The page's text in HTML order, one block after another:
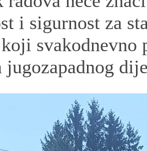
i sigurnost za
svakodnevno
jugozapadnog